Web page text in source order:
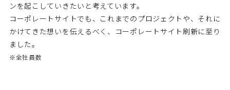
ンを起こしていきたいと考えています。
コーポレートサイトでも、これまでのプロジェクトや、それに
かけてきた想いを伝えるべく、コーポレートサイト刷新に至り
ました。
※全社員数